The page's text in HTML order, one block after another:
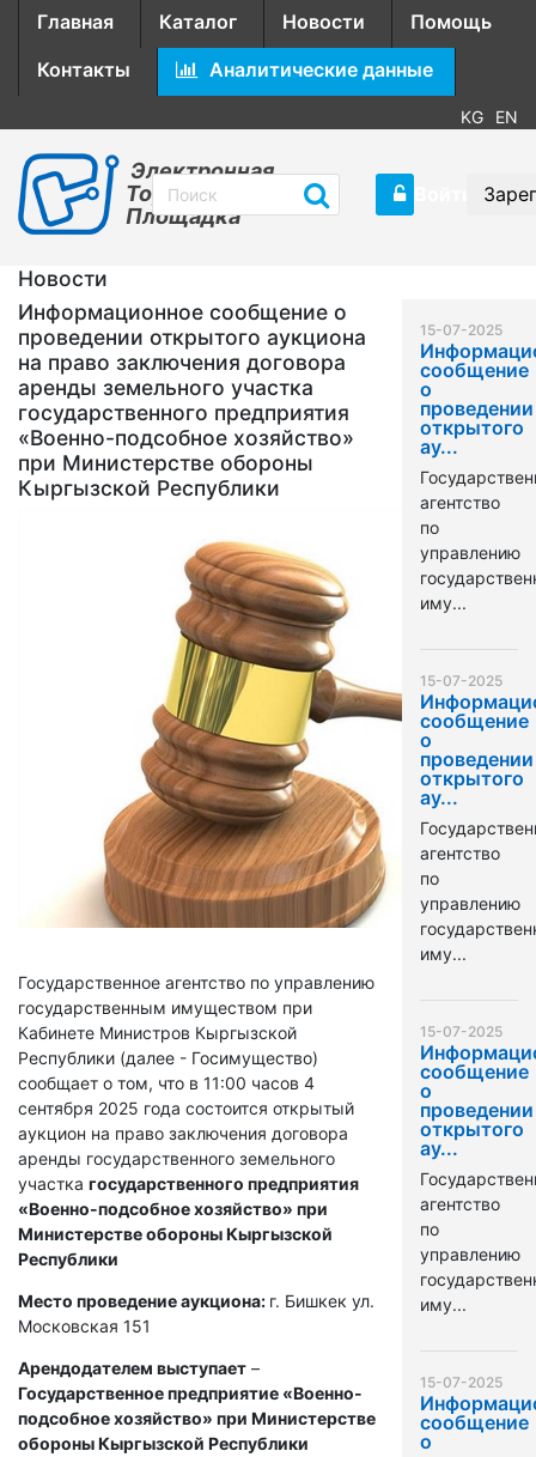
Главная Каталог Новости
Помощь
Контакты
Аналитические данные
KG EN
Электронная
Торговая
Площадка
Новости
Информационное сообщение о
проведении открытого аукциона
на право заключения договора
аренды земельного участка
государственного предприятия
«Военно-подсобное хозяйство»
при Министерстве обороны
Кыргызской Республики
Государственное агентство по управлению
государственным имуществом при
Кабинете Министров Кыргызской
Республики (далее - Госимущество)
сообщает о том, что в 11:00 часов 4
сентября 2025 года состоится открытый
аукцион на право заключения договора
аренды государственного земельного
участка государственного предприятия
«Военно-подсобное хозяйство» при
Министерстве обороны Кыргызской
Республики
Место проведение аукциона: г. Бишкек ул.
Московская 151
Арендодателем выступает –
Государственное предприятие «Военно-
подсобное хозяйство» при Министерстве
обороны Кыргызской Республики
15-07-2025
сообщение
о
проведении
открытого
ау...
агентство
по
управлению
иму...
15-07-2025
сообщение
о
проведении
открытого
ау...
агентство
по
управлению
иму...
15-07-2025
сообщение
о
проведении
открытого
ау...
агентство
по
управлению
иму...
15-07-2025
сообщение
о